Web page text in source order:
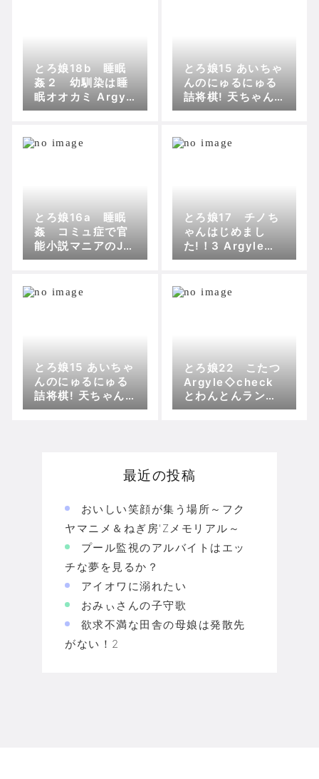
とろ娘18b 睡眠
姦２ 幼馴染は睡
眠オオカミ Argyl
e◇checkとわん
とろ娘15 あいちゃ
んのにゅるにゅる
詰将棋! 天ちゃん
の居飛車穴熊竜王
ckとわんとんラン
とろ娘16a 睡眠
姦 コミュ症で官
能小説マニアのJC
妹 Argyle◇chec
組合
とろ娘17 チノち
ゃんはじめまし
た!！3 Argyle◇c
heckとわんとんラ
とろ娘15 あいちゃ
んのにゅるにゅる
詰将棋! 天ちゃん
の居飛車穴熊竜王
とろ娘22 こたつ
Argyle◇check
とわんとんランド
組合
最近の投稿
おいしい笑顔が集う場所～フク
ヤマニメ＆ねぎ房'Zメモリアル～
プール監視のアルバイトはエッ
チな夢を見るか？
アイオワに溺れたい
おみぃさんの子守歌
欲求不満な田舎の母娘は発散先
がない！2